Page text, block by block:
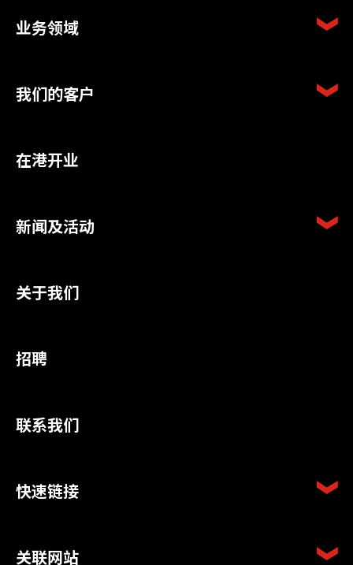
业务领域
我们的客户
在港开业
新闻及活动
关于我们
招聘
联系我们
快速链接
关联网站